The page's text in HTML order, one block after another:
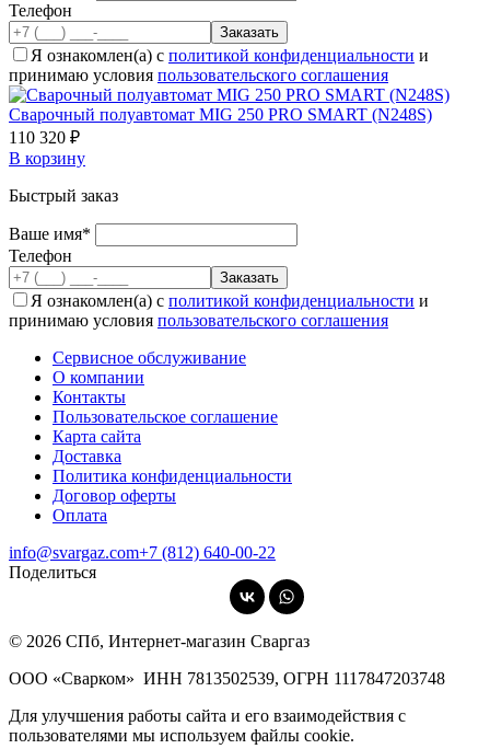
Телефон
Я ознакомлен(а) с политикой конфиденциальности и
принимаю условия пользовательского соглашения
Cварочный полуавтомат MIG 250 PRO SMART (N248S)
110 320 ₽
В корзину
Быстрый заказ
Ваше имя*
Телефон
Я ознакомлен(а) с политикой конфиденциальности и
принимаю условия пользовательского соглашения
Сервисное обслуживание
О компании
Контакты
Пользовательское соглашение
Карта сайта
Доставка
Политика конфиденциальности
Договор оферты
Оплата
info@svargaz.com+7 (812) 640‑00‑22
Поделиться
© 2026 СПб, Интернет-магазин Сваргаз
ООО «Сварком» ИНН 7813502539, ОГРН 1117847203748
Для улучшения работы сайта и его взаимодействия с
пользователями мы используем файлы cookie.